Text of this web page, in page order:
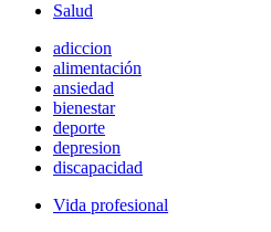
Salud
adiccion
alimentación
ansiedad
bienestar
deporte
depresion
discapacidad
Vida profesional